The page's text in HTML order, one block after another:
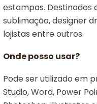
estampas. Destinados
sublimação, designer
lojistas entre outros.
Onde posso usar?
Pode ser utilizado em
Studio, Word, Power